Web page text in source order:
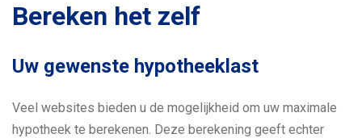
Bereken het zelf
Uw gewenste hypotheeklast
Veel websites bieden u de mogelijkheid om uw maximale
hypotheek te berekenen. Deze berekening geeft echter